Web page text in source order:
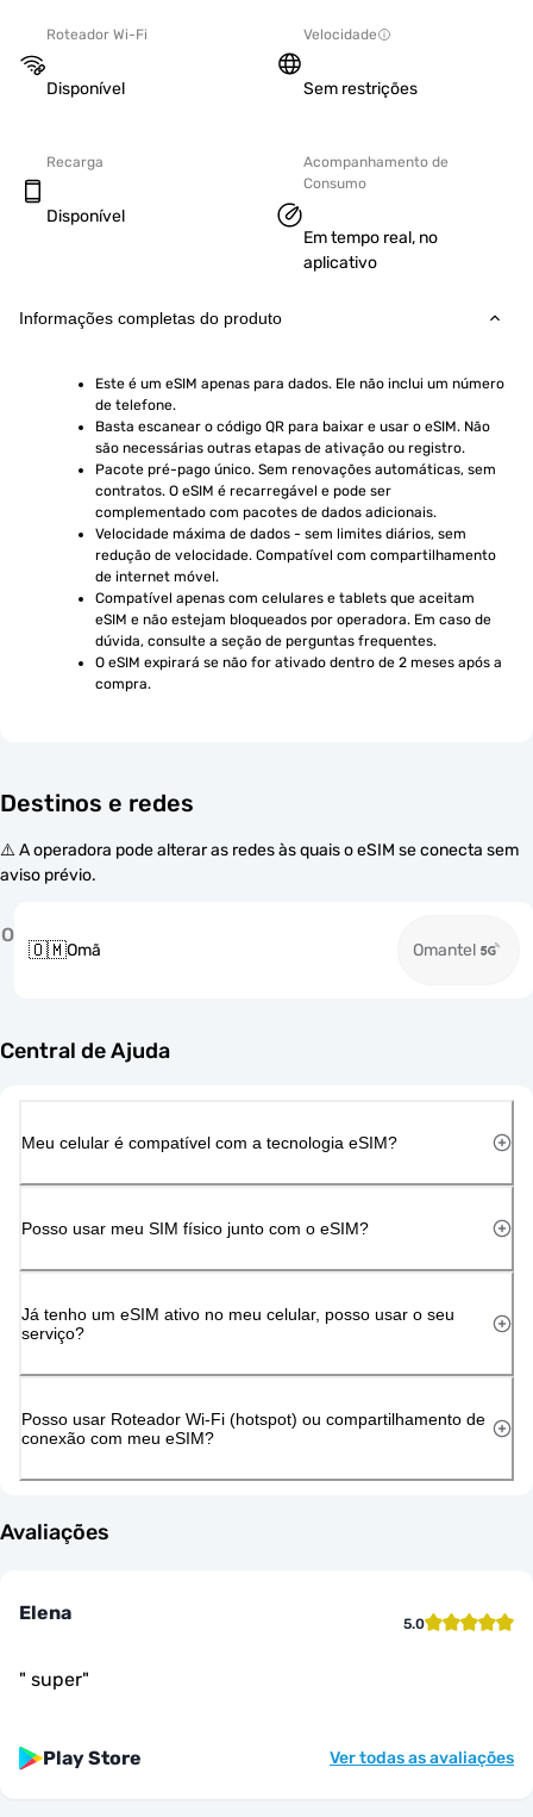
Roteador Wi-Fi
Disponível
Velocidade
Sem restrições
Recarga
Disponível
Acompanhamento de
Consumo
Em tempo real, no
aplicativo
Informações completas do produto
Este é um eSIM apenas para dados. Ele não inclui um número
de telefone.
Basta escanear o código QR para baixar e usar o eSIM. Não
são necessárias outras etapas de ativação ou registro.
Pacote pré-pago único. Sem renovações automáticas, sem
contratos. O eSIM é recarregável e pode ser
complementado com pacotes de dados adicionais.
Velocidade máxima de dados - sem limites diários, sem
redução de velocidade. Compatível com compartilhamento
de internet móvel.
Compatível apenas com celulares e tablets que aceitam
eSIM e não estejam bloqueados por operadora. Em caso de
dúvida, consulte a seção de perguntas frequentes.
O eSIM expirará se não for ativado dentro de 2 meses após a
compra.
Destinos e redes
⚠️ A operadora pode alterar as redes às quais o eSIM se conecta sem
aviso prévio.
O
🇴🇲Omã Omantel
Central de Ajuda
Meu celular é compatível com a tecnologia eSIM?
Posso usar meu SIM físico junto com o eSIM?
Já tenho um eSIM ativo no meu celular, posso usar o seu
serviço?
Posso usar Roteador Wi-Fi (hotspot) ou compartilhamento de
conexão com meu eSIM?
Avaliações
Elena 5.0
" super"
Play Store Ver todas as avaliações